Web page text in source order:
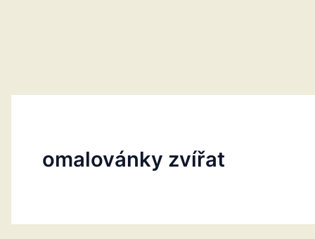
omalovánky zvířat